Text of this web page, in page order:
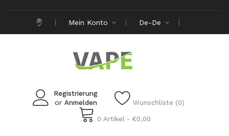
Mein Konto De-De
Registrierung
or Anmelden Wunschliste (0)
0 Artikel - €0,00